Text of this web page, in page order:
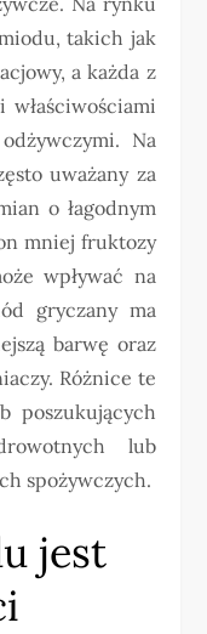
takich jak
a każda z
Na
uważany za
o łagodnym
mniej fruktozy
wpływać na
gryczany ma
barwę oraz
Różnice te
poszukujących
lub
spożywczych.
jest